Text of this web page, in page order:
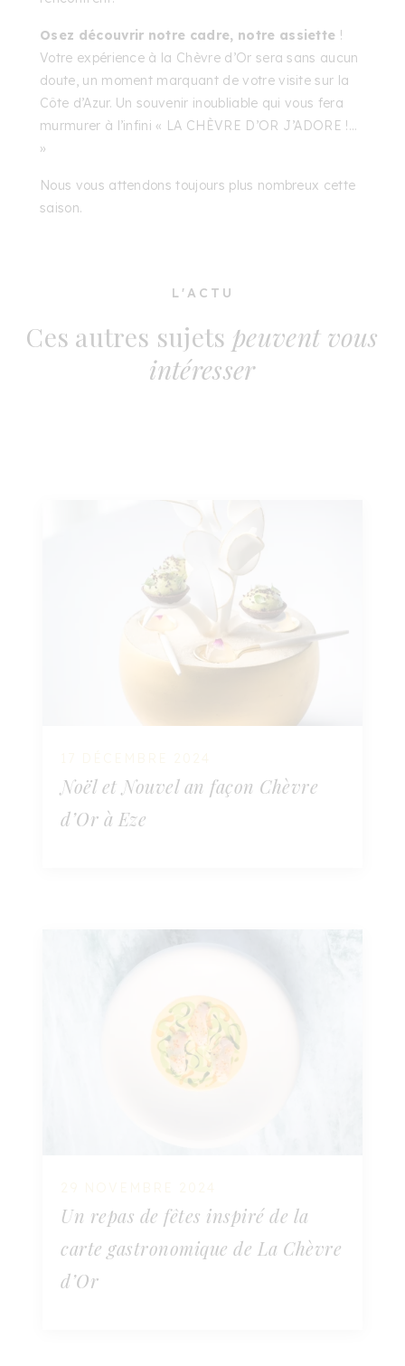
Osez découvrir notre cadre, notre assiette !
Votre expérience à la Chèvre d’Or sera sans aucun
doute, un moment marquant de votre visite sur la
Côte d’Azur. Un souvenir inoubliable qui vous fera
murmurer à l’infini « LA CHÈVRE D’OR J’ADORE !…
»
Nous vous attendons toujours plus nombreux cette
saison.
L'ACTU
Ces autres sujets peuvent vous
intéresser
Noël et Nouvel an façon Chèvre
d’Or à Eze
Un repas de fêtes inspiré de la
carte gastronomique de La Chèvre
d’Or